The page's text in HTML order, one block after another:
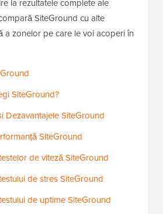
la rezultatele complete ale
SiteGround cu alte
a zonelor pe care le voi acoperi în
SiteGround?
Dezavantajele SiteGround
SiteGround
de viteză SiteGround
de stres SiteGround
de uptime SiteGround